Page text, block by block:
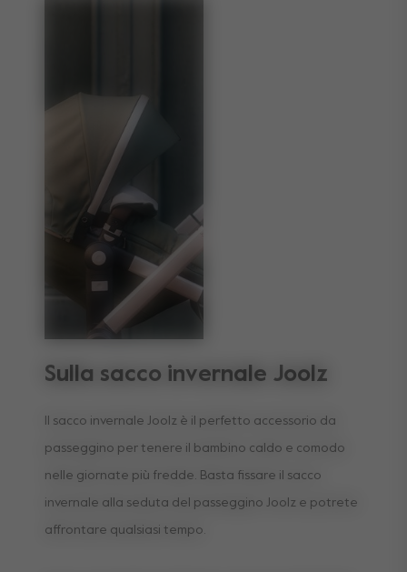
Sulla sacco invernale Joolz
Il sacco invernale Joolz è il perfetto accessorio da
passeggino per tenere il bambino caldo e comodo
nelle giornate più fredde. Basta fissare il sacco
invernale alla seduta del passeggino Joolz e potrete
affrontare qualsiasi tempo.